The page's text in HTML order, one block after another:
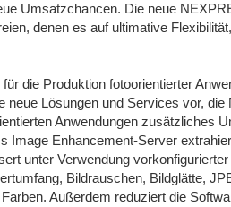
Umsatzchancen. Die neue
denen es auf ultimative
die Produktion fotoorientierter
neue Lösungen und Services vor,
Anwendungen zusätzliches
Image Enhancement-Server
unter Verwendung
Bildrauschen, Bildglätte,
Außerdem reduziert die